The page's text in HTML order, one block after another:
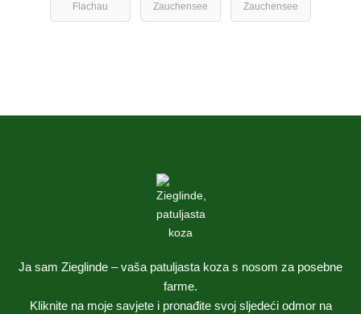
Flachau Zauchensee Zauchensee
Ja sam Zieglinde – vaša patuljasta koza s nosom za posebne
farme.
Kliknite na moje savjete i pronađite svoj sljedeći odmor na